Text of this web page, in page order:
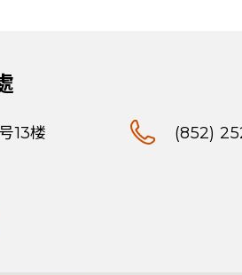
13楼 (852)